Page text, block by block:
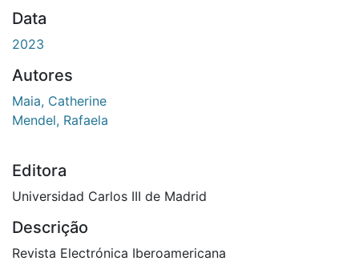
Data
2023
Autores
Maia, Catherine
Mendel, Rafaela
Editora
Universidad Carlos III de Madrid
Descrição
Revista Electrónica Iberoamericana